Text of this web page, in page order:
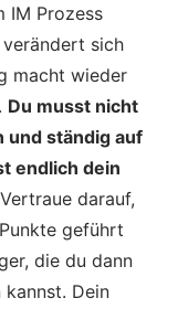
IM Prozess
sich
macht wieder
Du musst nicht
und ständig auf
endlich dein
Vertraue darauf,
geführt
die du dann
Dein